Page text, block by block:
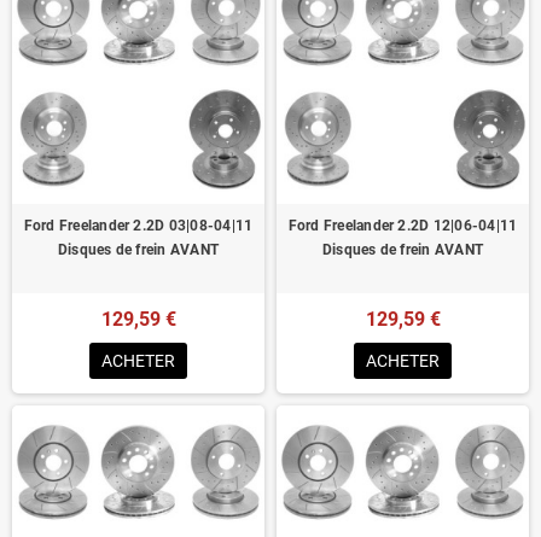
Ford Freelander 2.2D 03|08-04|11
Disques de frein AVANT
129,59 €
ACHETER
Ford Freelander 2.2D 12|06-04|11
Disques de frein AVANT
129,59 €
ACHETER